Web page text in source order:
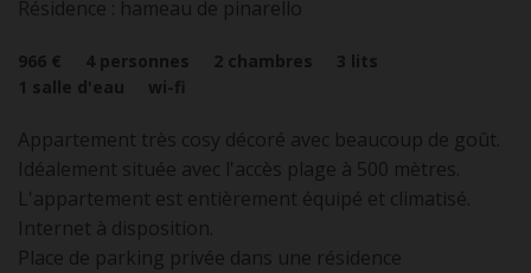
Résidence : hameau de pinarello
966 € 4 personnes 2 chambres 3 lits
1 salle d'eau wi-fi
Appartement très cosy décoré avec beaucoup de goût.
Idéalement située avec l'accès plage à 500 mètres.
L'appartement est entièrement équipé et climatisé.
Internet à disposition.
Place de parking privée dans une résidence